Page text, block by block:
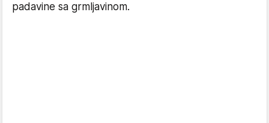
padavine sa grmljavinom.